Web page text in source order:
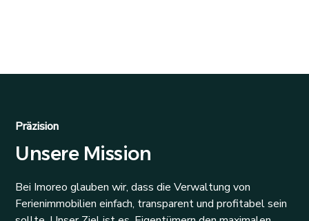
Präzision
Unsere Mission
Bei Imoreo glauben wir, dass die Verwaltung von
Ferienimmobilien einfach, transparent und profitabel sein